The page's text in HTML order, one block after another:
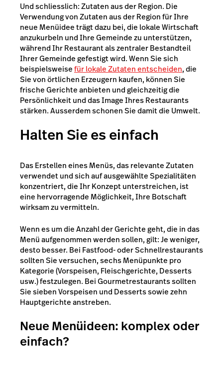
Und schliesslich: Zutaten aus der Region. Die
Verwendung von Zutaten aus der Region für Ihre
neue Menüidee trägt dazu bei, die lokale Wirtschaft
anzukurbeln und Ihre Gemeinde zu unterstützen,
während Ihr Restaurant als zentraler Bestandteil
Ihrer Gemeinde gefestigt wird. Wenn Sie sich
beispielsweisefür lokale Zutaten entscheiden, die
Sie von örtlichen Erzeugern kaufen, können Sie
frische Gerichte anbieten und gleichzeitig die
Persönlichkeit und das Image Ihres Restaurants
stärken. Ausserdem schonen Sie damit die Umwelt.
Halten Sie es einfach
Das Erstellen eines Menüs, das relevante Zutaten
verwendet und sich auf ausgewählte Spezialitäten
konzentriert, die Ihr Konzept unterstreichen, ist
eine hervorragende Möglichkeit, Ihre Botschaft
wirksam zu vermitteln.
Wenn es um die Anzahl der Gerichte geht, die in das
Menü aufgenommen werden sollen, gilt: Je weniger,
desto besser. Bei Fastfood- oder Schnellrestaurants
sollten Sie versuchen, sechs Menüpunkte pro
Kategorie (Vorspeisen, Fleischgerichte, Desserts
usw.) festzulegen. Bei Gourmetrestaurants sollten
Sie sieben Vorspeisen und Desserts sowie zehn
Hauptgerichte anstreben.
Neue Menüideen: komplex oder
einfach?